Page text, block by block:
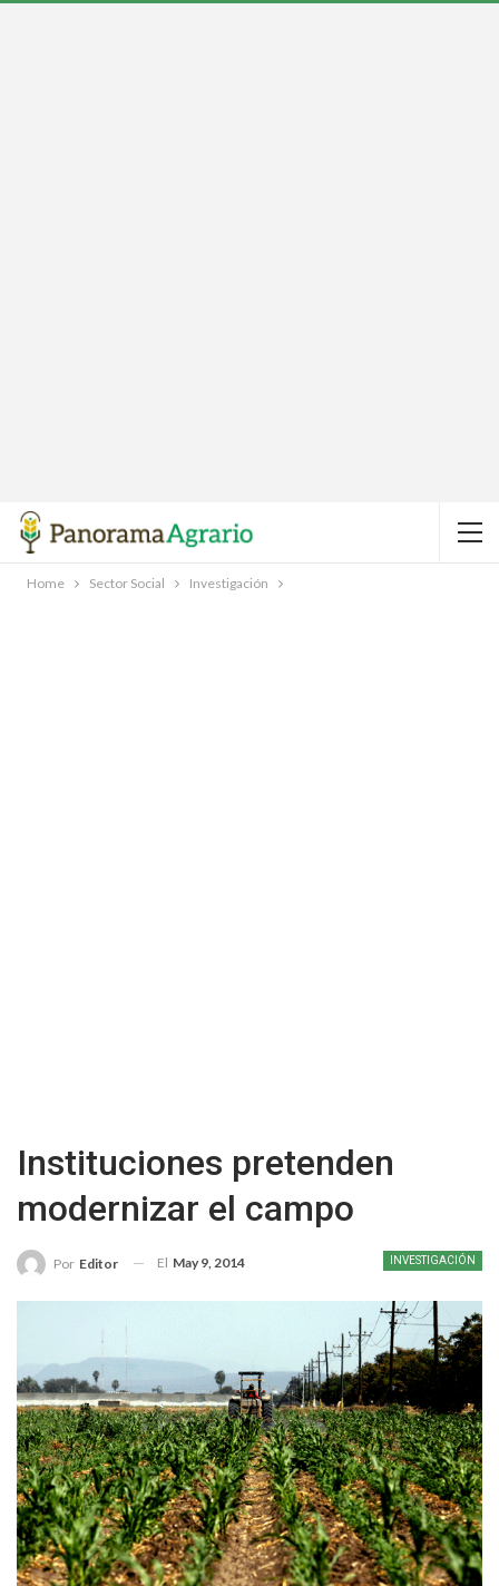
Home Sector Social Investigación
Instituciones pretenden
modernizar el campo
INVESTIGACIÓN
Por Editor El May 9, 2014